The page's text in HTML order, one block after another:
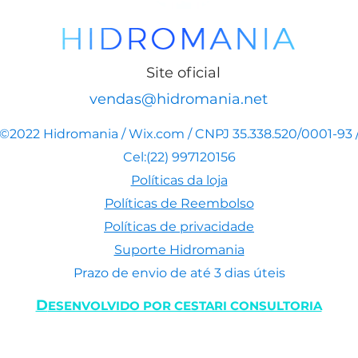
Site oficial
vendas@hidromania.net
Hidromania / Wix.com / CNPJ 35.338.520/0001-93
Cel:(22) 997120156
Políticas da loja
Políticas de Reembolso
Políticas de privacidade
Suporte Hidromania
Prazo de envio de até 3 dias úteis
DESENVOLVIDO POR CESTARI CONSULTORIA